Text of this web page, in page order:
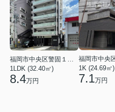
1LDK (32.40㎡)
8.4万円
1K (24.69㎡)
7.1万円